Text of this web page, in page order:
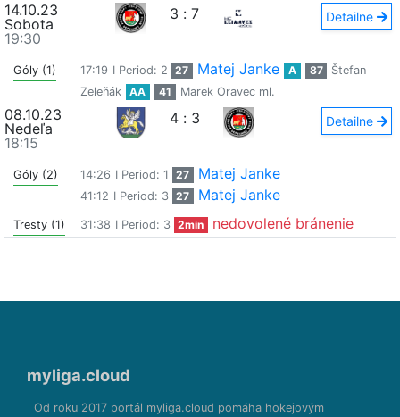
14.10.23
Sobota
19:30
3 : 7 Detailne
Góly (1) 17:19 I Period: 2 27 Matej Janke A 87
Štefan
Zeleňák
AA 41 Marek Oravec ml.
08.10.23
Nedeľa
18:15
4 : 3 Detailne
Góly (2) 14:26 I Period: 1 27 Matej Janke
41:12 I Period: 3 27 Matej Janke
Tresty (1) 31:38 I Period: 3 2min nedovolené bránenie
myliga.cloud
Od roku 2017 portál myliga.cloud pomáha hokejovým